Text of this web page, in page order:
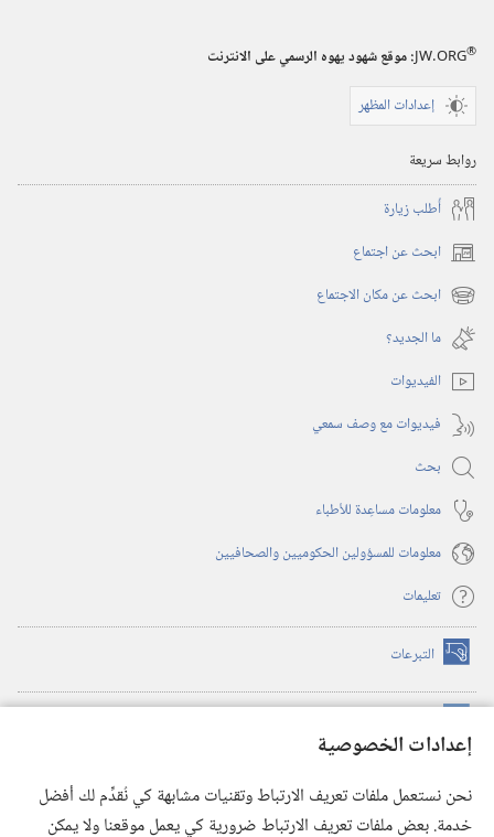
إعدادات الخصوصية
نحن نستعمل ملفات تعريف الارتباط وتقنيات مشابهة كي نُقدِّم لك أفضل
خدمة. بعض ملفات تعريف الارتباط ضرورية كي يعمل موقعنا ولا يمكن
JW.ORG®
:‏ موقع شهود يهوه الرسمي على الانترنت
إعدادات المظهر
روابط سريعة
أُطلب زيارة
ابحث عن اجتماع (يفتح
نافذة ابحث عن مكان الاجتماع (يفتح
نافذة
جديدة)
ما الجديد؟‏
الفيديوات
فيديوات مع وصف سمعي
بحث
معلومات مساعِدة للأطباء
معلومات للمسؤولين الحكوميين والصحافيين
تعليمات
التبرعات (يفتح
نافذة
(يفتح
نافذة
(يفتح
نافذة
تطبيق ®
JW Library